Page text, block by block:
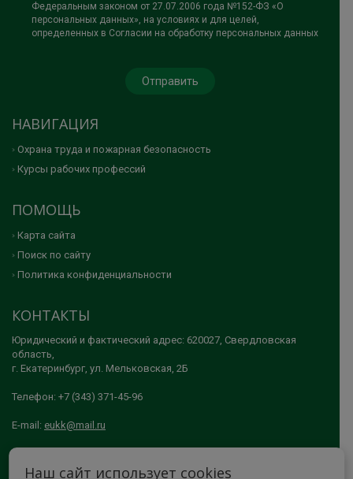
Федеральным законом от 27.07.2006 года №152-ФЗ «О
персональных данных», на условиях и для целей,
определенных в Согласии на обработку персональных данных
НАВИГАЦИЯ
Охрана труда и пожарная безопасность
Курсы рабочих профессий
ПОМОЩЬ
Карта сайта
Поиск по сайту
Политика конфиденциальности
КОНТАКТЫ
Юридический и фактический адрес: 620027, Свердловская
область,
г. Екатеринбург, ул. Мельковская, 2Б
Телефон: +7 (343) 371-45-96
E-mail: eukk@mail.ru
КОМБИНАТ"
Наш сайт использует cookies